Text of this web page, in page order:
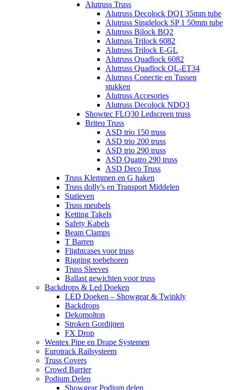
Alutruss Truss
Alutruss Decolock DQ1 35mm tube
Alutruss Singlelock SP 1 50mm tube
Alutruss Bilock BQ2
Alutruss Trilock 6082
Alutruss Trilock E-GL
Alutruss Quadlock 6082
Alutruss Quadlock QL-ET34
Alutruss Conectie en Tussen
stukken
Alutruss Accesories
Alutruss Decolock NDQ3
Showtec FLQ30 Ledscreen truss
Briteq Truss
ASD trio 150 truss
ASD trio 200 truss
ASD trio 290 truss
ASD Quatro 290 truss
ASD Deco Truss
Truss Klemmen en G haken
Truss dolly's en Transport Middelen
Statieven
Truss meubels
Ketting Takels
Safety Kabels
Beam Clamps
T Barren
Flightcases voor truss
Rigging toebehoren
Truss Sleeves
Ballast gewichten voor truss
Backdrops & Led Doeken
LED Doeken – Showgear & Twinkly
Backdrops
Dekomolton
Stroken Gordijnen
FX Drop
Wentex Pipe en Drape Systemen
Eurotrack Railsysteem
Truss Covers
Crowd Barrier
Podium Delen
Showgear Podium delen